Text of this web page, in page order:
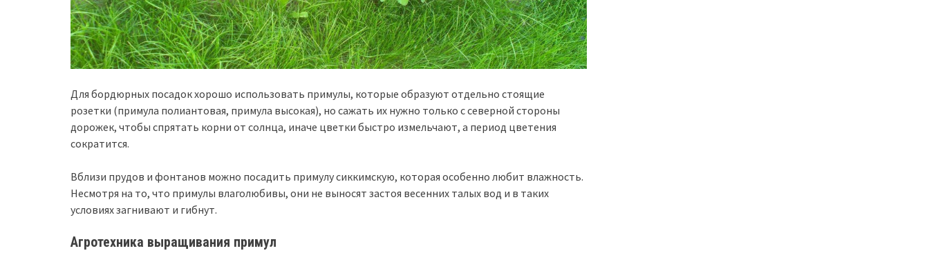
Для бордюрных посадок хорошо использовать примулы, которые образуют отдельно стоящие
розетки (примула полиантовая, примула высокая), но сажать их нужно только с северной стороны
дорожек, чтобы спрятать корни от солнца, иначе цветки быстро измельчают, а период цветения
сократится.
Вблизи прудов и фонтанов можно посадить примулу сиккимскую, которая особенно любит влажность.
Несмотря на то, что примулы влаголюбивы, они не выносят застоя весенних талых вод и в таких
условиях загнивают и гибнут.
Агротехника выращивания примул